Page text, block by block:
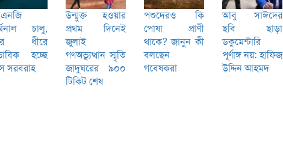
চালু,
ধীরে
হচ্ছে
সরবরাহ
উন্মুক্ত হওয়ার
প্রথম দিনেই
জুলাই
গণঅভ্যুত্থান স্মৃতি
জাদুঘরের ৯০০
টিকিট শেষ
পশুদেরও কি
পোষা প্রাণী
থাকে? জানুন কী
বলছেন
গবেষকরা
আবু সাঈদের
ছবি ছাড়া
ডকুমেন্টারি
পূর্ণাঙ্গ নয়: হাফিজ
উদ্দিন আহমদ